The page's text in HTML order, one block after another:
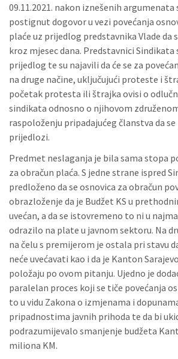
09.11.2021. nakon iznešenih
postignut dogovor u vezi povećanja
plaće uz prijedlog predstavnika Vlade da
kroz mjesec dana. Predstavnici Sindikata
prijedlog te su najavili da će se za
na druge načine, uključujući proteste i
početak protesta ili štrajka ovisi o
sindikata odnosno o njihovom
raspoloženju pripadajućeg članstva da se
prijedlozi.
Predmet neslaganja je bila sama stopa
za obračun plaća. S jedne strane ispred
predloženo da se osnovica za obračun
obrazloženje da je Budžet KS u
uvećan, a da se istovremeno to ni u
odrazilo na plate u javnom sektoru. Na
na čelu s premijerom je ostala pri stavu
neće uvećavati kao i da je Kanton
položaju po ovom pitanju. Ujedno je
paralelan proces koji se tiče povećanja
to u vidu Zakona o izmjenama i
pripadnostima javnih prihoda te da bi
podrazumijevalo smanjenje budžeta
miliona KM.